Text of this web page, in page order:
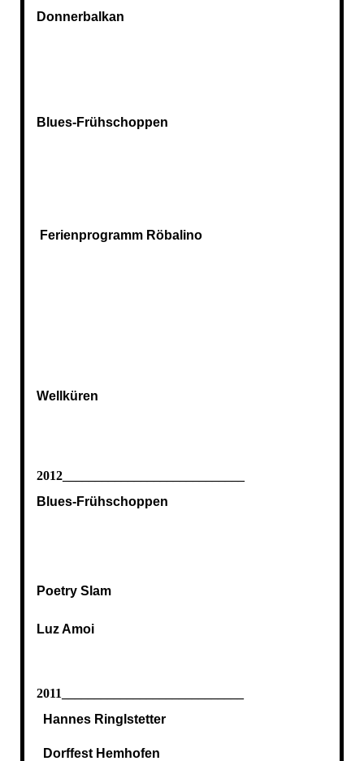
Donnerbalkan
Blues-Frühschoppen
Ferienprogramm Röbalino
Wellküren
2012____________________________
Blues-Frühschoppen
Poetry Slam
Luz Amoi
2011____________________________
Hannes Ringlstetter
Dorffest Hemhofen